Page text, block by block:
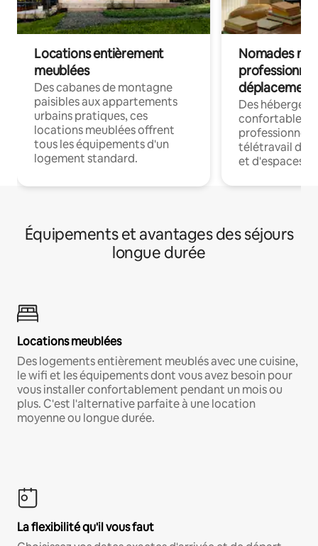
Locations entièrement
meublées
Des cabanes de montagne
paisibles aux appartements
urbains pratiques, ces
locations meublées offrent
tous les équipements d'un
logement standard.
Nomades
déplacement
Des
confortables
professionnels
télétravail
et d'espaces
Équipements et avantages des séjours
longue durée
Locations meublées
Des logements entièrement meublés avec une cuisine,
le wifi et les équipements dont vous avez besoin pour
vous installer confortablement pendant un mois ou
plus. C'est l'alternative parfaite à une location
moyenne ou longue durée.
La flexibilité qu'il vous faut